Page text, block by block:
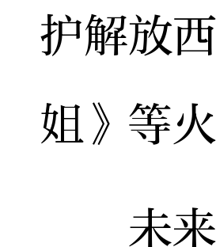
护解放
姐》等
未来